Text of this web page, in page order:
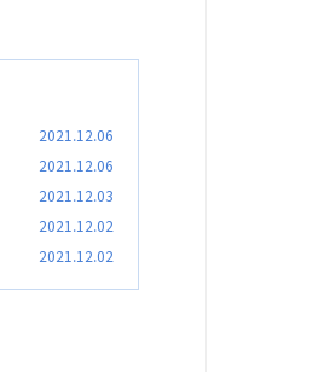
2021.12.06
2021.12.06
2021.12.03
2021.12.02
2021.12.02